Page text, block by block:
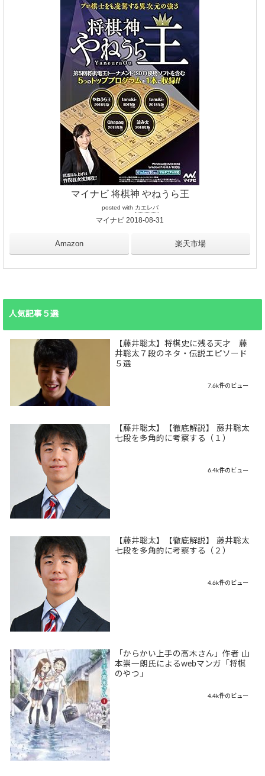
マイナビ 将棋神 やねうら王
posted with カエレバ
マイナビ 2018-08-31
Amazon 楽天市場
人気記事５選
【藤井聡太】将棋史に残る天才 藤
井聡太７段のネタ・伝説エピソード
５選
7.6k件のビュー
【藤井聡太】【徹底解説】 藤井聡太
七段を多角的に考察する（１）
6.4k件のビュー
【藤井聡太】【徹底解説】 藤井聡太
七段を多角的に考察する（２）
4.6k件のビュー
「からかい上手の高木さん」作者 山
本崇一朗氏によるwebマンガ「将棋
のやつ」
4.4k件のビュー